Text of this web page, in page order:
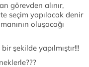
görevden alınır,
seçim yapılacak denir
oluşacağı
şekilde yapılmıştır!!!